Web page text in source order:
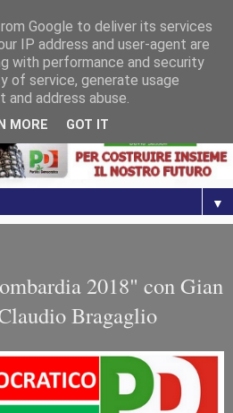
▼
2018" con Gian
Bragaglio
Google to deliver its services
IP address and user-agent are
with performance and security
of service, generate usage
address abuse.
MORE GOT IT